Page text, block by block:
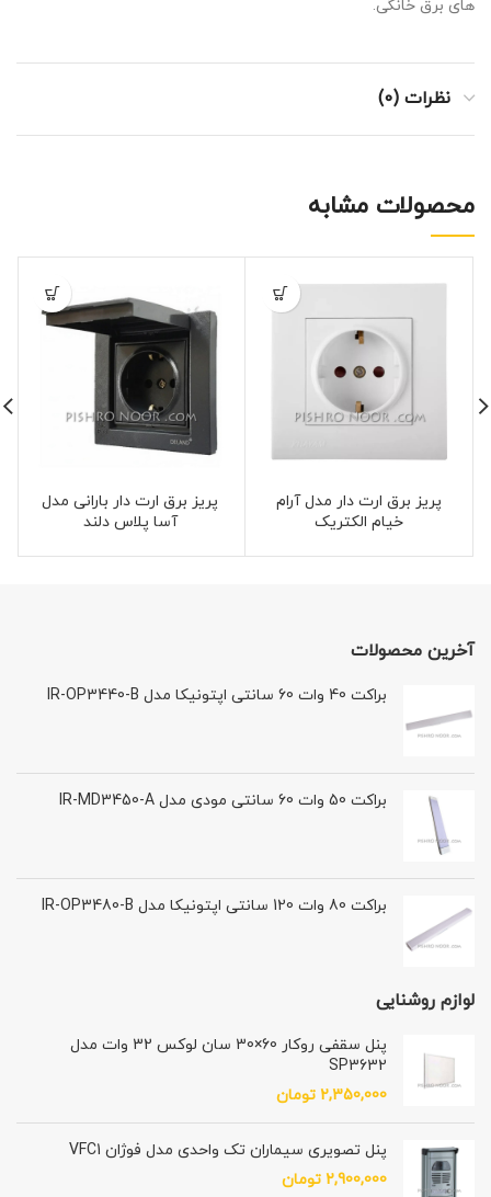
های برق خانگی.
نظرات (0)
محصولات مشابه
پریز برق ارت دار مدل آرام
خیام الکتریک
پریز برق ارت دار بارانی مدل
آسا پلاس دلند
آخرین محصولات
براکت 40 وات 60 سانتی اپتونیکا مدل IR-OP3440-B
براکت 50 وات 60 سانتی مودی مدل IR-MD3450-A
براکت 80 وات 120 سانتی اپتونیکا مدل IR-OP3480-B
لوازم روشنایی
پنل سقفی روکار 60×30 سان لوکس 32 وات مدل
SP3632
2,350,000 تومان
پنل تصویری سیماران تک واحدی مدل فوژان VFC1
2,900,000 تومان